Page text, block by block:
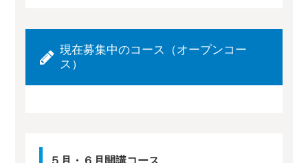
現在募集中のコース（オープンコー
ス）
５月・６月開講コース